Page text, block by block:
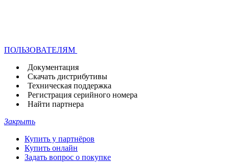
ПОЛЬЗОВАТЕЛЯМ
Документация
Скачать дистрибутивы
Техническая поддержка
Регистрация серийного номера
Найти партнера
Закрыть
Купить у партнёров
Купить онлайн
Задать вопрос о покупке